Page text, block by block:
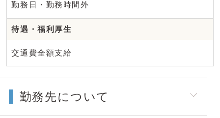
勤務日・勤務時間外
待遇・福利厚生
交通費全額支給
勤務先について